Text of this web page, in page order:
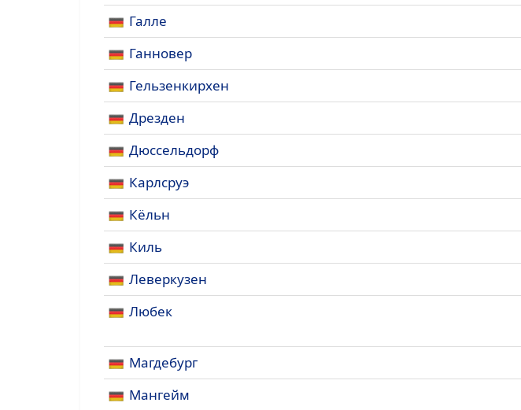
Галле
Ганновер
Гельзенкирхен
Дрезден
Дюссельдорф
Карлсруэ
Кёльн
Киль
Леверкузен
Любек
Магдебург
Мангейм